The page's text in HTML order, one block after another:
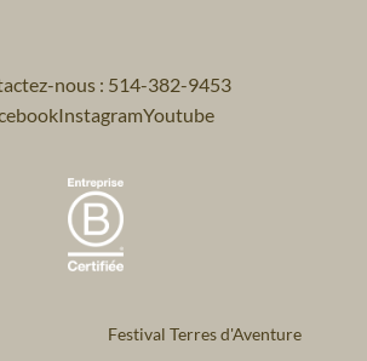
nous : 514-382-9453
InstagramYoutube
Festival Terres d'Aventure